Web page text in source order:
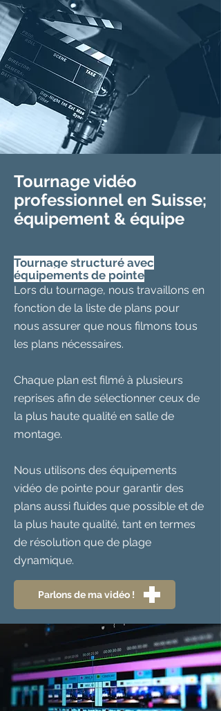
Tournage vidéo
professionnel en Suisse;
équipement & équipe
Tournage structuré avec
équipements de pointe
Lors du tournage, nous travaillons en
fonction de la liste de plans pour
nous assurer que nous filmons tous
les plans nécessaires.
Chaque plan est filmé à plusieurs
reprises afin de sélectionner ceux de
la plus haute qualité en salle de
montage.
Nous utilisons des équipements
vidéo de pointe pour garantir des
plans aussi fluides que possible et de
la plus haute qualité, tant en termes
de résolution que de plage
dynamique.
Parlons de ma vidéo !